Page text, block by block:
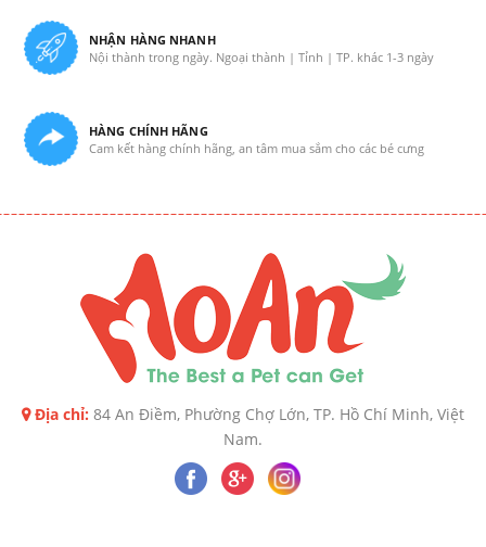
NHẬN HÀNG NHANH
Nội thành trong ngày. Ngoại thành | Tỉnh | TP. khác 1-3 ngày
HÀNG CHÍNH HÃNG
Cam kết hàng chính hãng, an tâm mua sắm cho các bé cưng
Địa chỉ: 84 An Điềm, Phường Chợ Lớn, TP. Hồ Chí Minh, Việt
Nam.